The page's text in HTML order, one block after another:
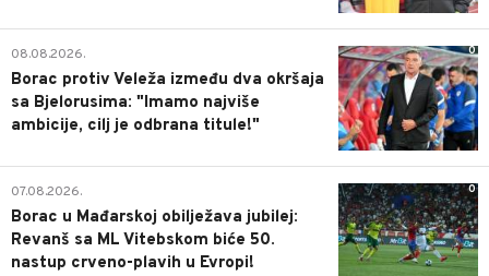
0
08.08.2026.
Borac protiv Veleža između dva okršaja
sa Bjelorusima: "Imamo najviše
ambicije, cilj je odbrana titule!"
0
07.08.2026.
Borac u Mađarskoj obilježava jubilej:
Revanš sa ML Vitebskom biće 50.
nastup crveno-plavih u Evropi!